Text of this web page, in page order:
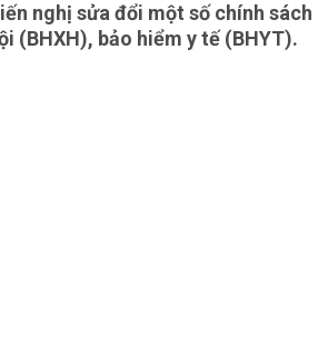
nghị sửa đổi một số chính sách
(BHXH), bảo hiểm y tế (BHYT).